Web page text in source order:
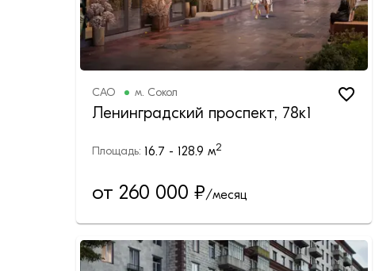
САО м. Сокол
Ленинградский проспект, 78к1
Площадь: 16.7 - 128.9 м2
от 260 000 ₽/месяц